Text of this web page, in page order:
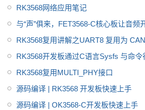
等，产品稳定可靠，值得推荐。
RK3568网络应用笔记
与“声”俱来，FET3568-C核心板让音频
RK3568复用讲解之UART8 复用为
RK3568开发板通过C语言Sysfs 与命
RK3568复用MULTI_PHY接口
源码编译 | RK3568 开发板快速上手
源码编译 | OK3568-C开发板快速上手